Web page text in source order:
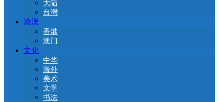
大陆
台灣
港澳
香港
澳门
文化
中华
海外
美术
文学
书法